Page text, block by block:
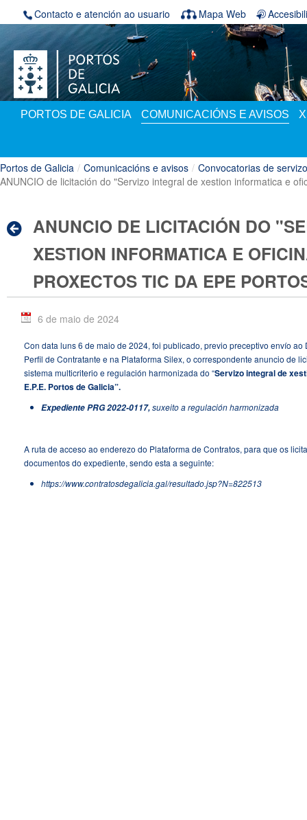
Volver ao contido
Contacto e atención ao usuario Mapa Web
PORTOS DE GALICIA COMUNICACIÓNS E AVISOS
Portos de Galicia / Comunicacións e avisos / Convocatorias de
ANUNCIO de licitación do "Servizo integral de xestion informatica e
ANUNCIO DE LICITACIÓN DO
XESTION INFORMATICA E
PROXECTOS TIC DA EPE
6 de maio de 2024
Con data luns 6 de maio de 2024, foi publicado, previo preceptivo envío
Perfil de Contratante e na Plataforma Silex, o correspondente anuncio de
sistema multicriterio e regulación harmonizada do “Servizo integral de
E.P.E. Portos de Galicia”.
Expediente PRG 2022-0117,suxeito a regulación harmonizada
A ruta de acceso ao enderezo do Plataforma de Contratos, para que os
documentos do expediente, sendo esta a seguinte:
https://www.contratosdegalicia.gal/resultado.jsp?N=822513